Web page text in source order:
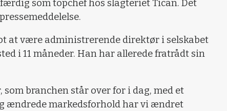
som topchef hos slagteriet Tican. Det
at være administrerende direktør i selskabet
i 11 måneder. Han har allerede fratrådt sin
som branchen står over for i dag, med et
ændrede markedsforhold har vi ændret